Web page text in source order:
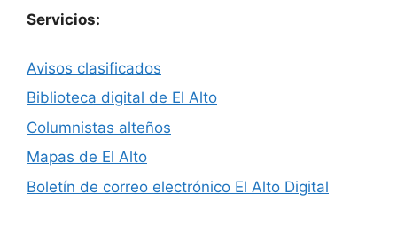
Servicios:
Avisos clasificados
Biblioteca digital de El Alto
Columnistas alteños
Mapas de El Alto
Boletín de correo electrónico El Alto Digital